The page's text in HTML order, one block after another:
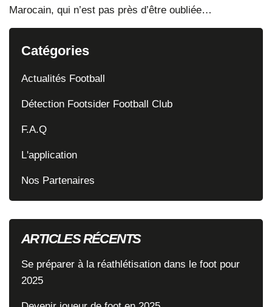
Marocain, qui n’est pas près d’être oubliée…
Catégories
Actualités Football
Détection Footsider Football Club
F.A.Q
L'application
Nos Partenaires
ARTICLES RÉCENTS
Se préparer à la réathlétisation dans le foot pour
2025